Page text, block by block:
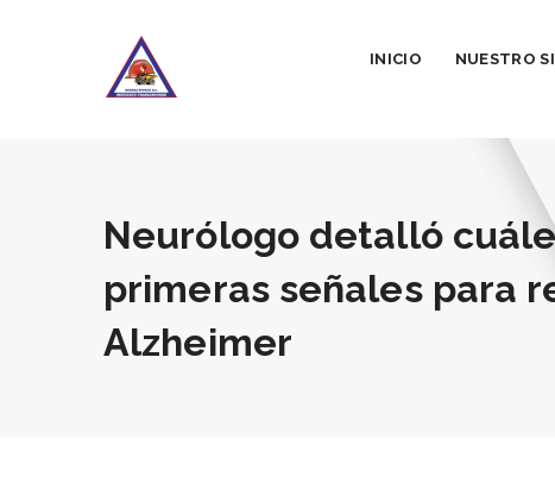
INICIO NUESTRO
Neurólogo detalló
primeras señales para
Alzheimer